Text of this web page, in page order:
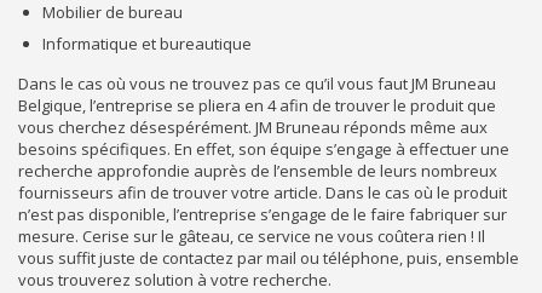
Mobilier de bureau
Informatique et bureautique
Dans le cas où vous ne trouvez pas ce qu’il vous faut JM Bruneau
Belgique, l’entreprise se pliera en 4 afin de trouver le produit que
vous cherchez désespérément. JM Bruneau réponds même aux
besoins spécifiques. En effet, son équipe s’engage à effectuer une
recherche approfondie auprès de l’ensemble de leurs nombreux
fournisseurs afin de trouver votre article. Dans le cas où le produit
n’est pas disponible, l’entreprise s’engage de le faire fabriquer sur
mesure. Cerise sur le gâteau, ce service ne vous coûtera rien ! Il
vous suffit juste de contactez par mail ou téléphone, puis, ensemble
vous trouverez solution à votre recherche.